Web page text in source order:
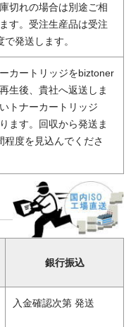
切れの場合は別途ご相
す。受注生産品は受注
発送します。
カートリッジをbiztoner
生後、貴社へ返送しま
トナーカートリッジ
ます。回収から発送ま
程度を見込んでくださ
銀行振込
入金確認次第 発送